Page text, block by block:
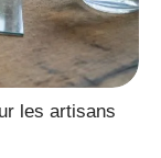
les artisans